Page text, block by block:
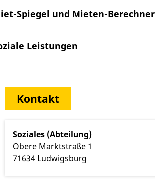
Spiegel und Mieten-Berechner
Leistungen
Kontakt
Soziales (Abteilung)
Obere Marktstraße 1
71634 Ludwigsburg